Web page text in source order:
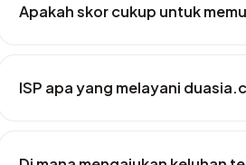
Apakah skor cukup untuk
ISP apa yang melayani